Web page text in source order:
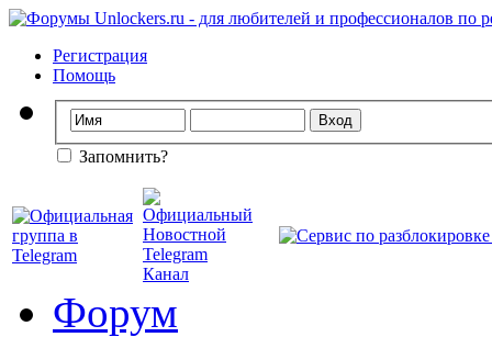
Регистрация
Помощь
Запомнить?
Форум